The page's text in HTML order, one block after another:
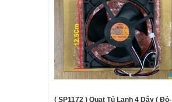
( SP1172 ) Quạt Tủ Lạnh 4 Dây ( Đỏ-